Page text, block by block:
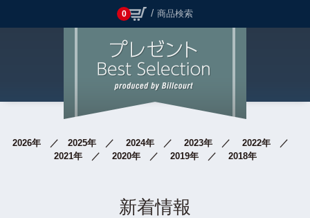
0 商品検索
2026年 2025年 2024年 2023年
2022年
2021年
2020年 2019年 2018年
新着情報